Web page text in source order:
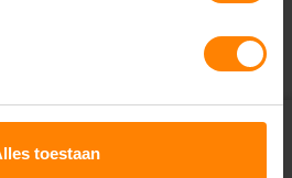
toestaan
op onze
en ontvang € 5,-